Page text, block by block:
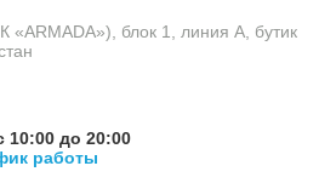
«ARMADA»), блок 1, линия А, бутик
10:00 до 20:00
работы